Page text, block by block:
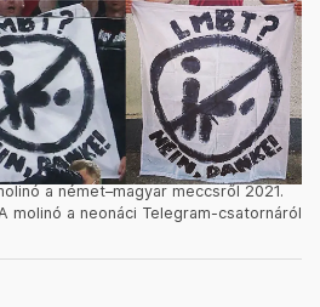
a német–magyar meccsről 2021.
molinó a neonáci Telegram-csatornáról